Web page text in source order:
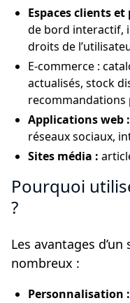
Espaces clients
de bord interactif,
droits de
E-commerce :
actualisés, stock
recommandations
Applications web :
réseaux sociaux,
Sites média :
Pourquoi
?
Les avantages
nombreux :
Personnalisation :